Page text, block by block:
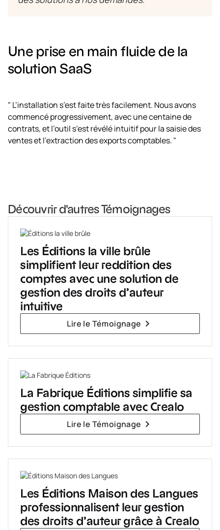
Une prise en main fluide de la
solution SaaS
" L’installation s’est faite très facilement. Nous avons
commencé progressivement, avec une centaine de
contrats, et l’outil s’est révélé intuitif pour la saisie des
ventes et l’extraction des exports comptables. "
Découvrir d'autres Témoignages
Les Éditions la ville brûle
simplifient leur reddition des
comptes avec une solution de
gestion des droits d’auteur
intuitive
Lire le Témoignage
La Fabrique Éditions simplifie sa
gestion comptable avec Crealo
Lire le Témoignage
Les Éditions Maison des Langues
professionnalisent leur gestion
des droits d’auteur grâce à Crealo